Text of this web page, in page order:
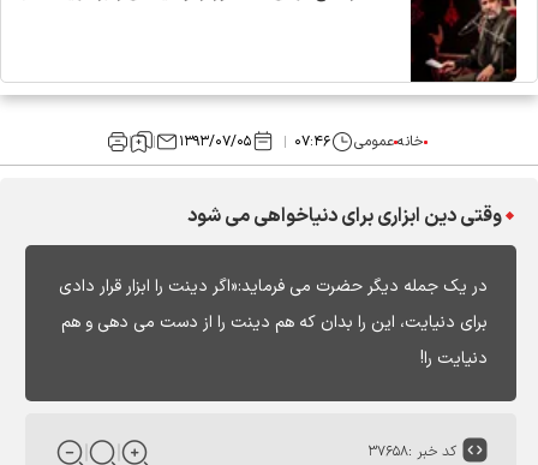
خانهعمومی ۰۷:۴۶ ۱۳۹۳/۰۷/۰۵
وقتی دین ابزاری برای دنیاخواهی می شود
در یک جمله دیگر حضرت می فرماید:«اگر دینت را ابزار قرار دادی
برای دنیایت، این را بدان که هم دینت را از دست می دهی و هم
دنیایت را!
کد خبر :۳۷۶۵۸